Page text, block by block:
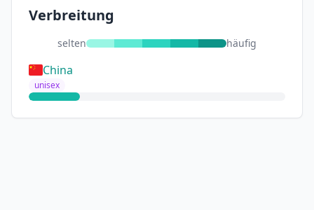
Verbreitung
selten häufig
China
unisex